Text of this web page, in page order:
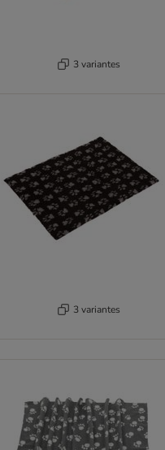
3 variantes
3 variantes